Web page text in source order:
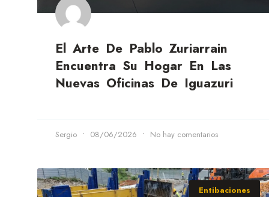
El Arte De Pablo Zuriarrain
Encuentra Su Hogar En Las
Nuevas Oficinas De Iguazuri
Sergio 08/06/2026 No hay comentarios
Entibaciones